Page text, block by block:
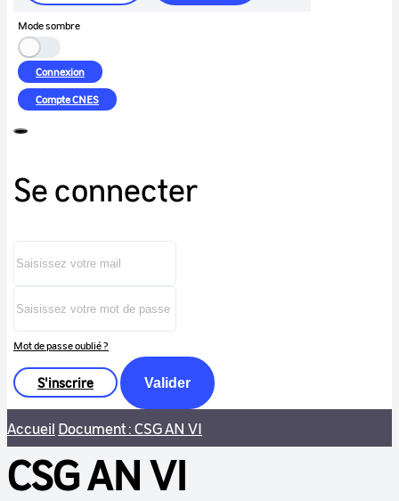
Mode sombre
Connexion
CompteCNES
Se connecter
Mot de passe oublié ?
S'inscrire Valider
Accueil Document : CSG AN VI
CSG AN VI